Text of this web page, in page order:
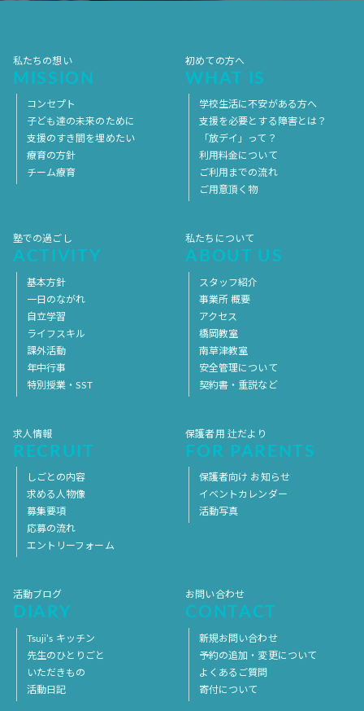
私たちの想い
MISSION
コンセプト
子ども達の未来のために
支援のすき間を埋めたい
療育の方針
チーム療育
初めての方へ
WHAT IS
学校生活に不安がある方へ
支援を必要とする障害とは？
「放デイ」って？
利用料金について
ご利用までの流れ
ご用意頂く物
塾での過ごし
ACTIVITY
基本方針
一日のながれ
自立学習
ライフスキル
課外活動
年中行事
特別授業・SST
私たちについて
ABOUT US
スタッフ紹介
事業所 概要
アクセス
橋岡教室
南草津教室
安全管理について
契約書・重説など
求人情報
RECRUIT
しごとの内容
求める人物像
募集要項
応募の流れ
エントリーフォーム
保護者用 辻だより
FOR PARENTS
保護者向け お知らせ
イベントカレンダー
活動写真
活動ブログ
DIARY
Tsuji’s キッチン
先生のひとりごと
いただきもの
活動日記
お問い合わせ
CONTACT
新規お問い合わせ
予約の追加・変更について
よくあるご質問
寄付について